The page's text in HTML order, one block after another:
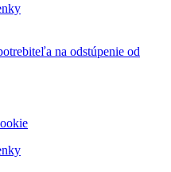
na odstúpenie od